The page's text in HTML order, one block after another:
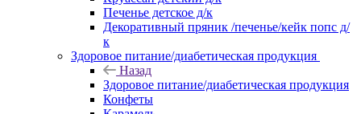
Печенье детское д/к
Декоративный пряник /печенье/кейк попс д/
к
Здоровое питание/диабетическая продукция
Назад
Здоровое питание/диабетическая продукция
Конфеты